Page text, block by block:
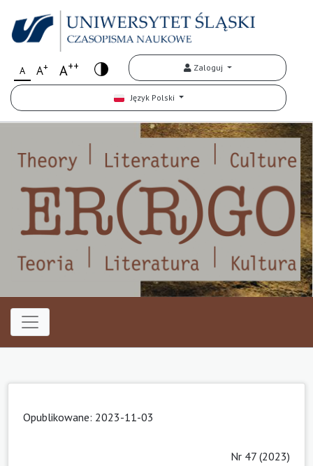
A A+ A++ Zaloguj
Język Polski
Opublikowane: 2023-11-03
Nr 47 (2023)